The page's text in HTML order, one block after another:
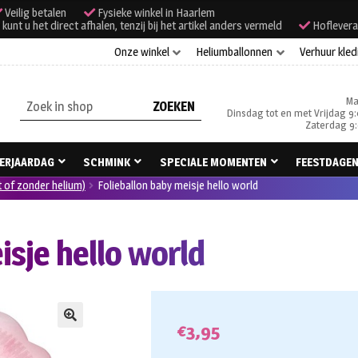
Veilig betalen
Fysieke winkel in Haarlem
u het direct afhalen, tenzij bij het artikel anders vermeld
Onze winkel
Heliumballonnen Verhuur
Zoeken
naar:
Dinsdag tot en met Vrijdag
Zaterdag
SCHMINK SPECIALE MOMENTEN
FEESTDAGEN
of zonder helium) Folieballon baby meisje hello world
hello world
€3,95